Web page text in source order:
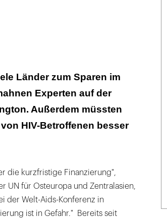
Länder zum Sparen im
Experten auf der
Außerdem müssten
HIV-Betroffenen besser
die kurzfristige Finanzierung",
UN für Osteuropa und Zentralasien,
der Welt-Aids-Konferenz in
ist in Gefahr." Bereits seit